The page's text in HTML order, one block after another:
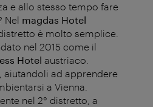
e allo stesso tempo fare
Nel magdas Hotel
è molto semplice.
nel 2015 come il
Hotel austriaco.
aiutandoli ad apprendere
a Vienna.
nel 2° distretto, a